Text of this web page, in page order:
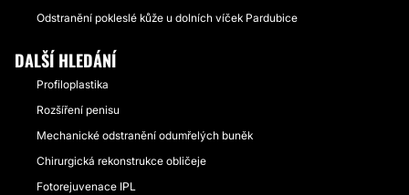
Odstranění pokleslé kůže u dolních víček Pardubice
DALŠÍ HLEDÁNÍ
Profiloplastika
Rozšíření penisu
Mechanické odstranění odumřelých buněk
Chirurgická rekonstrukce obličeje
Fotorejuvenace IPL